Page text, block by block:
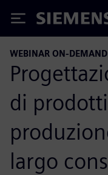
Siemens
WEBINAR ON-DEMAND
di
largo